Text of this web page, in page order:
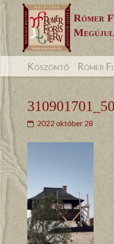
Skip
content
Rómer
Köszöntő Rómer
2022 október 28